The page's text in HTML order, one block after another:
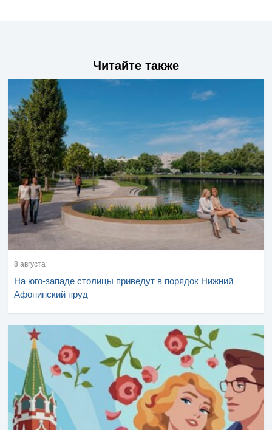
Читайте также
8 августа
На юго-западе столицы приведут в порядок Нижний
Афонинский пруд